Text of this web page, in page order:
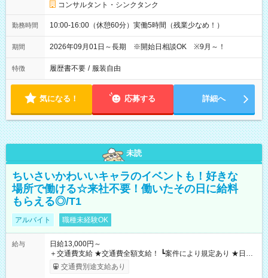
コンサルタント・シンクタンク
勤務時間 10:00-16:00（休憩60分）実働5時間（残業少なめ！）
期間 2026年09月01日～長期 ※開始日相談OK ※9月～！
特徴 履歴書不要 / 服装自由
気になる！ 応募する 詳細へ
未読
ちいさいかわいいキャラのイベントも！好きな
場所で働ける☆来社不要！働いたその日に給料
もらえる◎/T1
アルバイト 職種未経験OK
給与
日給13,000円～
＋交通費支給 ★交通費全額支給！ ┗案件により規定あり ★日払
いOK！（規定あり） ┗働いたその日に現金GET♪ お仕事後はコ
ンビニATMから 日払い分を引き落とせます！ 【試用期間】試
交通費別途支給あり